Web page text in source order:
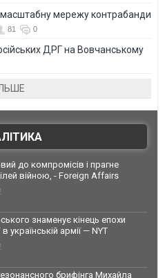
масштабну мережу контрабанди
81 0
ДРГ на Вовчанському
до компромісів і прагне
війною, - Foreign Affairs
знаменує кінець епохи
українській армії — NYT
брифінга Михайла